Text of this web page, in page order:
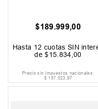
$189.999,00
Hasta 12 cuotas SIN
de$15 834 ,00
Precio sin impuestos nacionales:
$ 157.023,97